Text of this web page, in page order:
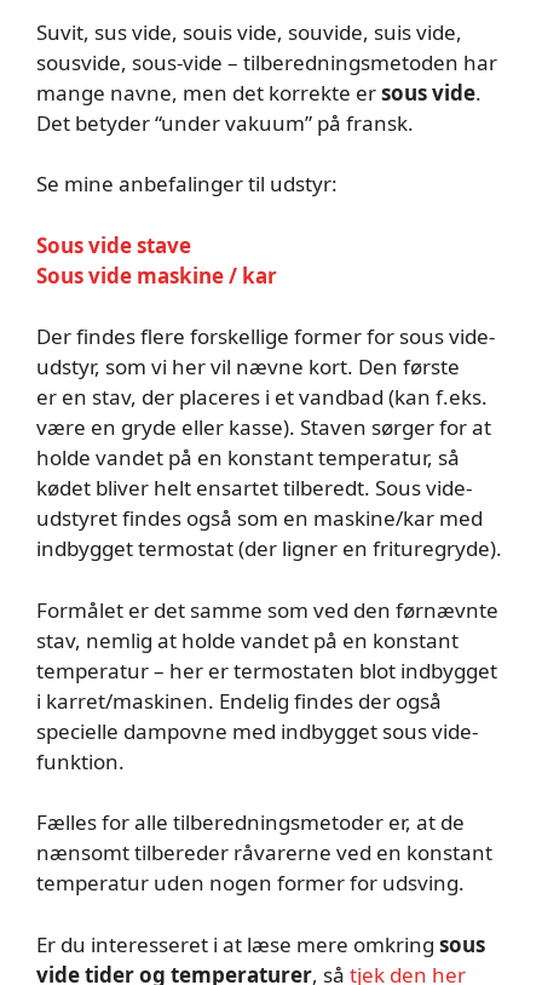
Suvit, sus vide, souis vide, souvide, suis vide,
sousvide, sous-vide – tilberedningsmetoden har
mange navne, men det korrekte ersous vide.
Det betyder “under vakuum” på fransk.
Se mine anbefalinger til udstyr:
Sous vide stave
Sous vide maskine / kar
Der findes flere forskellige former for sous vide-
udstyr, som vi her vil nævne kort. Den første
er en stav, der placeres i et vandbad (kan f.eks.
være en gryde eller kasse). Staven sørger for at
holde vandet på en konstant temperatur, så
kødet bliver helt ensartet tilberedt. Sous vide-
udstyret findes også som en maskine/kar med
indbygget termostat (der ligner en frituregryde).
Formålet er det samme som ved den førnævnte
stav, nemlig at holde vandet på en konstant
temperatur – her er termostaten blot indbygget
i karret/maskinen. Endelig findes der også
specielle dampovne med indbygget sous vide-
funktion.
Fælles for alle tilberedningsmetoder er, at de
nænsomt tilbereder råvarerne ved en konstant
temperatur uden nogen former for udsving.
Er du interesseret i at læse mere omkring sous
vide tider og temperaturer, så tjek den her